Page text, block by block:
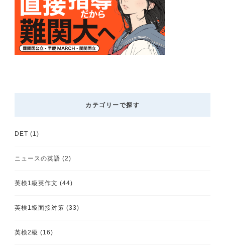
カテゴリーで探す
DET (1)
ニュースの英語 (2)
英検1級英作文 (44)
英検1級面接対策 (33)
英検2級 (16)